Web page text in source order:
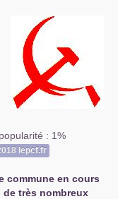
popularité : 1%
lepcf.fr
commune en cours
de très nombreux